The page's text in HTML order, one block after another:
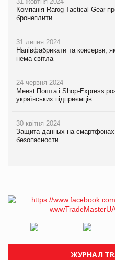
Компанія Rarog Tactical Gear
бронеплити
31 липня 2024
Напівфабрикати та консерви,
нема світла
24 червня 2024
Meest Пошта і Shop-Express
українських підприємців
30 квітня 2024
Защита данных на
безопасности
ЖУРНАЛ